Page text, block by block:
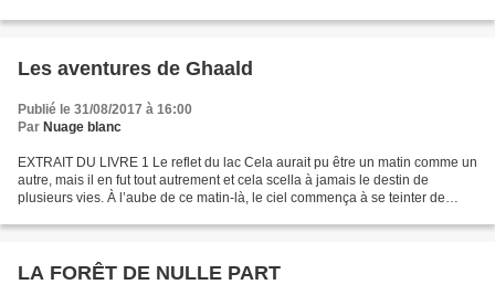
Les aventures de Ghaald
Publié le 31/08/2017 à 16:00
Par Nuage blanc
EXTRAIT DU LIVRE 1 Le reflet du lac Cela aurait pu être un matin comme un
autre, mais il en fut tout autrement et cela scella à jamais le destin de
plusieurs vies. À l’aube de ce matin-là, le ciel commença à se teinter de
LA FORÊT DE NULLE PART